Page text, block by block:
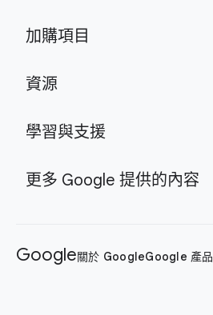
加購項目
資源
學習與支援
更多 Google 提供的內容
Google關於 GoogleGoogle 產品